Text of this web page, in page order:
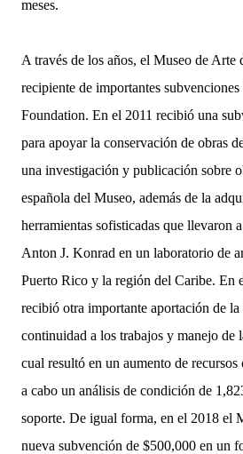
meses.
A través de los años, el Museo de Arte
recipiente de importantes
Foundation. En el 2011 recibió una
para apoyar la conservación de obras
una investigación y publicación sobre
española del Museo, además de la
herramientas sofisticadas que llevaron
Anton J. Konrad en un laboratorio de
Puerto Rico y la región del Caribe. En
recibió otra importante aportación de
continuidad a los trabajos y manejo de
cual resultó en un aumento de
a cabo un análisis de condición de
soporte. De igual forma, en el 2018 el
nueva subvención de $500,000 en un